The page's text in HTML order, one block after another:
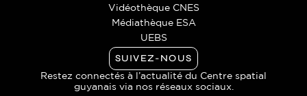
Vidéothèque CNES
Médiathèque ESA
UEBS
SUIVEZ-NOUS
Restez connectés à l’actualité du Centre spatial
guyanais via nos réseaux sociaux.